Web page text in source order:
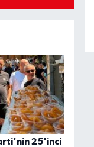
25'inci